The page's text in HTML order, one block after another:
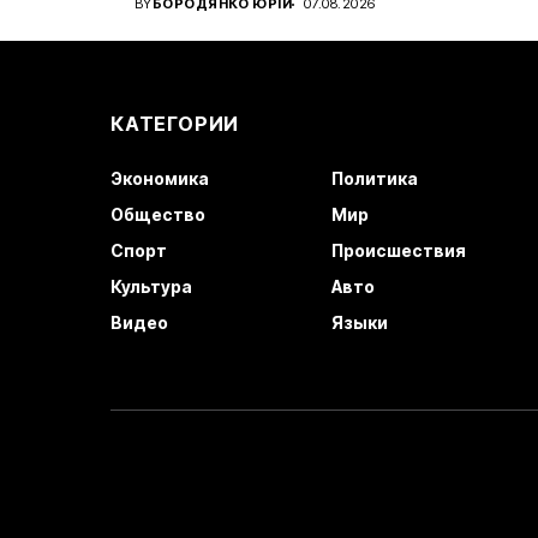
BYБОРОДЯНКО ЮРІЙ 07.08.2026
КАТЕГОРИИ
Экономика
Политика
Общество
Мир
Спорт
Происшествия
Культура
Авто
Видео
Языки